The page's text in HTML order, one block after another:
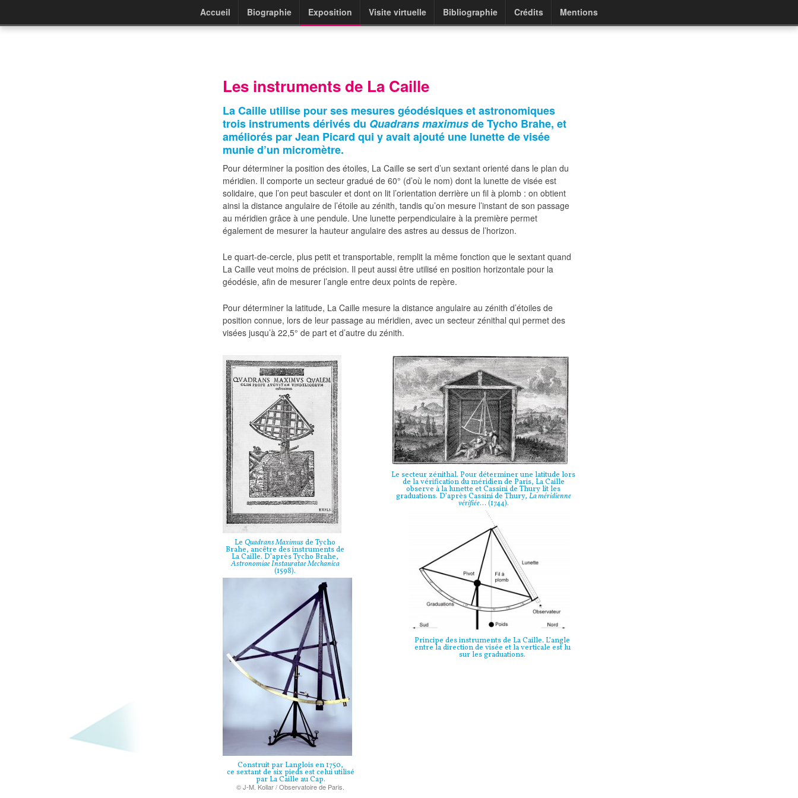
Accueil Biographie Exposition Visite virtuelle Bibliographie Crédits Mentions
Les instruments de La Caille
La Caille utilise pour ses mesures géodésiques et astronomiques
trois instruments dérivés du Quadrans maximusde Tycho Brahe, et
améliorés par Jean Picard qui y avait ajouté une lunette de visée
munie d’un micromètre.
Pour déterminer la position des étoiles, La Caille se sert d’un sextant orienté dans le plan du
méridien. Il comporte un secteur gradué de 60° (d’où le nom) dont la lunette de visée est
solidaire, que l’on peut basculer et dont on lit l’orientation derrière un fil à plomb : on obtient
ainsi la distance angulaire de l’étoile au zénith, tandis qu’on mesure l’instant de son passage
au méridien grâce à une pendule. Une lunette perpendiculaire à la première permet
également de mesurer la hauteur angulaire des astres au dessus de l’horizon.
Le quart-de-cercle, plus petit et transportable, remplit la même fonction que le sextant quand
La Caille veut moins de précision. Il peut aussi être utilisé en position horizontale pour la
géodésie, afin de mesurer l’angle entre deux points de repère.
Pour déterminer la latitude, La Caille mesure la distance angulaire au zénith d’étoiles de
position connue, lors de leur passage au méridien, avec un secteur zénithal qui permet des
visées jusqu’à 22,5° de part et d’autre du zénith.
Le Quadrans Maximusde Tycho
Brahe, ancêtre des instruments de
La Caille. D’après Tycho Brahe,
Astronomiae Instauratae Mechanica
(1598).
Le secteur zénithal. Pour déterminer une latitude lors
de la vérification du méridien de Paris, La Caille
observe à la lunette et Cassini de Thury lit les
graduations. D’après Cassini de Thury, La méridienne
vérifiée… (1744).
Principe des instruments de La Caille. L’angle
entre la direction de visée et la verticale est lu
sur les graduations.
Construit par Langlois en 1750,
ce sextant de six pieds est celui utilisé
par La Caille au Cap.
© J-M. Kollar / Observatoire de Paris.